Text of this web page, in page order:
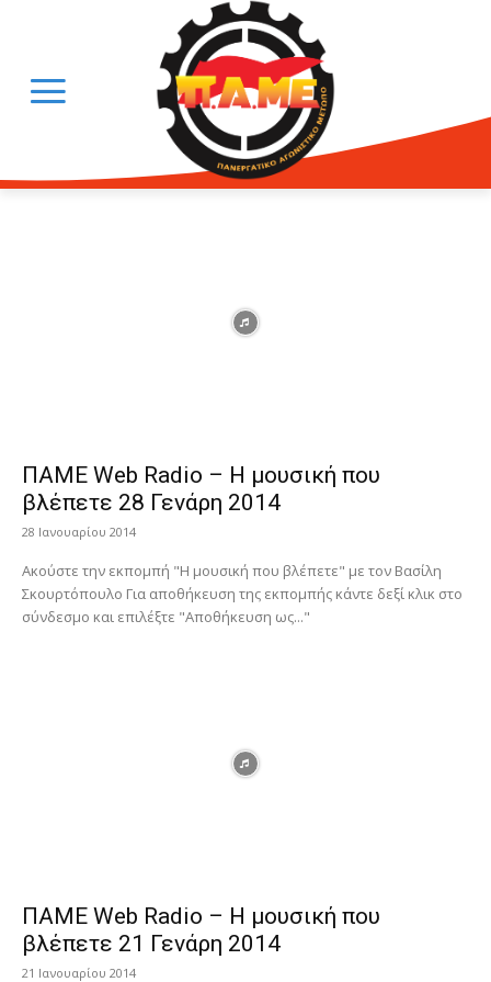
ΠΑΜΕ Web Radio – Η μουσική που
βλέπετε 28 Γενάρη 2014
28 Ιανουαρίου 2014
Ακούστε την εκπομπή "Η μουσική που βλέπετε" με τον Βασίλη
Σκουρτόπουλο Για αποθήκευση της εκπομπής κάντε δεξί κλικ στο
σύνδεσμο και επιλέξτε "Αποθήκευση ως..."
ΠΑΜΕ Web Radio – Η μουσική που
βλέπετε 21 Γενάρη 2014
21 Ιανουαρίου 2014